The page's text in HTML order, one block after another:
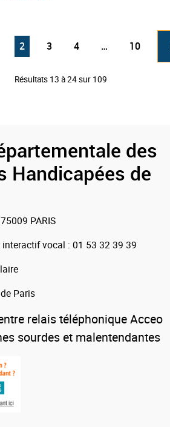
Navigation
des
Page
2 Page
3 Page
4 … Page
10
Résultats 13 à 24 sur 109
des
Handicapées de
PARIS
interactif vocal : 01 53 32 39 39
Paris
relais téléphonique Acceo
sourdes et malentendantes